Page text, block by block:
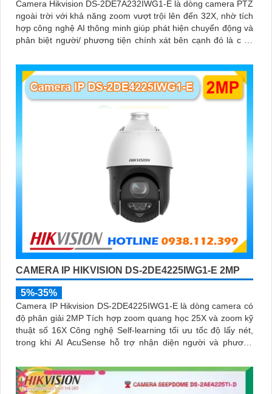
Camera Hikvision DS-2DE7A232IWG1-E là dòng camera PTZ
ngoài trời với khả năng zoom vượt trội lên đến 32X, nhờ tích
hợp công nghệ AI thông minh giúp phát hiện chuyển động và
phân biệt người/ phương tiện chính xát bên cạnh đó là c và
thanh
CAMERA IP HIKVISION DS-2DE4225IWG1-E 2MP
5%-35%
Camera IP Hikvision DS-2DE4225IWG1-E là dòng camera có
độ phân giải 2MP Tích hợp zoom quang học 25X và zoom kỹ
thuật số 16X Công nghệ Self-learning tối ưu tốc độ lấy nét,
trong khi AI AcuSense hỗ trợ nhận diện người và phương